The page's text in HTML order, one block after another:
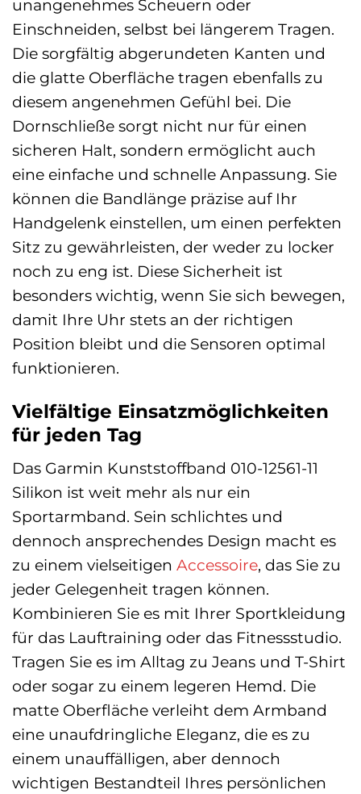
unangenehmes Scheuern oder
Einschneiden, selbst bei längerem Tragen.
Die sorgfältig abgerundeten Kanten und
die glatte Oberfläche tragen ebenfalls zu
diesem angenehmen Gefühl bei. Die
Dornschließe sorgt nicht nur für einen
sicheren Halt, sondern ermöglicht auch
eine einfache und schnelle Anpassung. Sie
können die Bandlänge präzise auf Ihr
Handgelenk einstellen, um einen perfekten
Sitz zu gewährleisten, der weder zu locker
noch zu eng ist. Diese Sicherheit ist
besonders wichtig, wenn Sie sich bewegen,
damit Ihre Uhr stets an der richtigen
Position bleibt und die Sensoren optimal
funktionieren.
Vielfältige Einsatzmöglichkeiten
für jeden Tag
Das Garmin Kunststoffband 010-12561-11
Silikon ist weit mehr als nur ein
Sportarmband. Sein schlichtes und
dennoch ansprechendes Design macht es
zu einem vielseitigen Accessoire, das Sie zu
jeder Gelegenheit tragen können.
Kombinieren Sie es mit Ihrer Sportkleidung
für das Lauftraining oder das Fitnessstudio.
Tragen Sie es im Alltag zu Jeans und T-Shirt
oder sogar zu einem legeren Hemd. Die
matte Oberfläche verleiht dem Armband
eine unaufdringliche Eleganz, die es zu
einem unauffälligen, aber dennoch
wichtigen Bestandteil Ihres persönlichen